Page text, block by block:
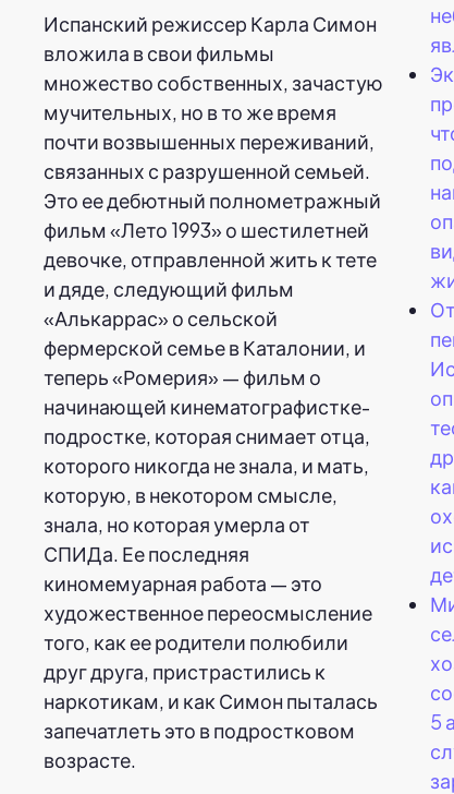
Испанский режиссер Карла Симон
вложила в свои фильмы
множество собственных, зачастую
мучительных, но в то же время
почти возвышенных переживаний,
связанных с разрушенной семьей.
Это ее дебютный полнометражный
фильм «Лето 1993» о шестилетней
девочке, отправленной жить к тете
и дяде, следующий фильм
«Алькаррас» о сельской
фермерской семье в Каталонии, и
теперь «Ромерия» — фильм о
начинающей кинематографистке-
подростке, которая снимает отца,
которого никогда не знала, и мать,
которую, в некотором смысле,
знала, но которая умерла от
СПИДа. Ее последняя
киномемуарная работа — это
художественное переосмысление
того, как ее родители полюбили
друг друга, пристрастились к
наркотикам, и как Симон пыталась
запечатлеть это в подростковом
возрасте.
5